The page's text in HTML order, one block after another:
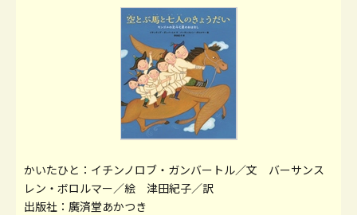
かいたひと：イチンノロブ・ガンバートル／文 バーサンス
レン・ボロルマー／絵 津田紀子／訳
出版社：廣済堂あかつき